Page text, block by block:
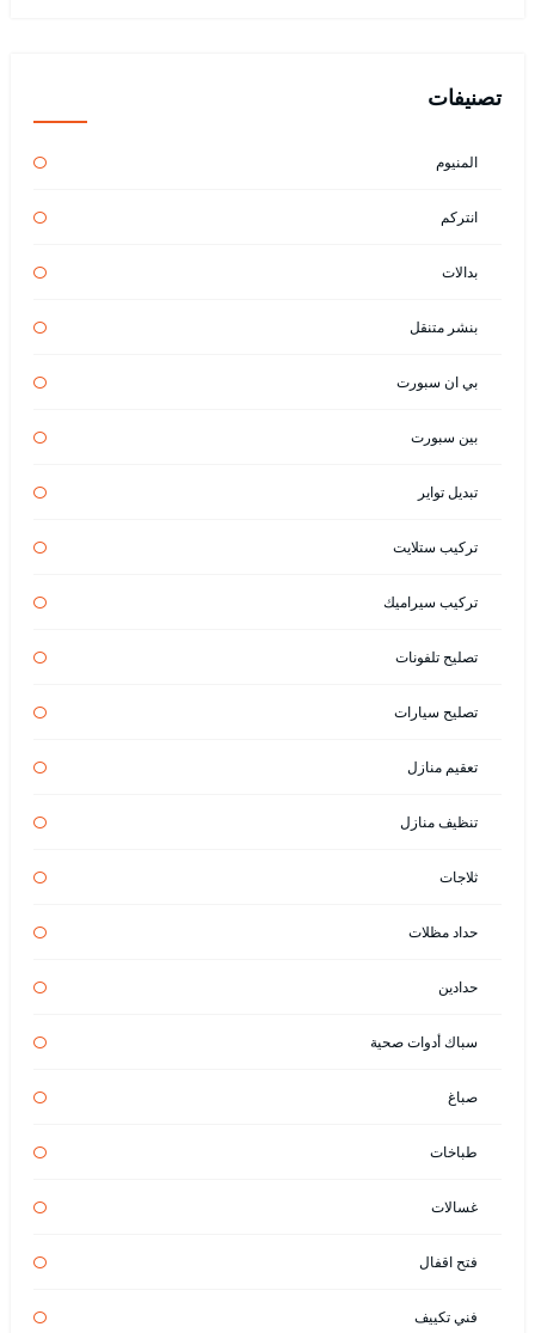
تصنيفات
المنيوم
انتركم
بدالات
بنشر متنقل
بي ان سبورت
بين سبورت
تبديل تواير
تركيب ستلايت
تركيب سيراميك
تصليح تلفونات
تصليح سيارات
تعقيم منازل
تنظيف منازل
ثلاجات
حداد مظلات
حدادين
سباك أدوات صحية
صباغ
طباخات
غسالات
فتح اقفال
فني تكييف